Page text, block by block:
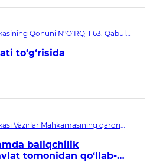
Qonuni №O‘RQ-1163. Qabul
to‘g‘risida
Vazirlar Mahkamasining qarori
baliqchilik
tomonidan qo‘llab-